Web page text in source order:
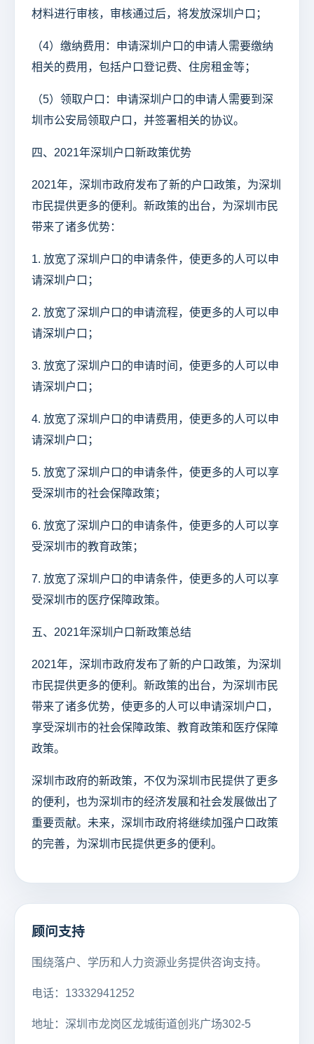
材料进行审核，审核通过后，将发放深圳户口；
（4）缴纳费用：申请深圳户口的申请人需要缴纳
相关的费用，包括户口登记费、住房租金等；
（5）领取户口：申请深圳户口的申请人需要到深
圳市公安局领取户口，并签署相关的协议。
四、2021年深圳户口新政策优势
2021年，深圳市政府发布了新的户口政策，为深圳
市民提供更多的便利。新政策的出台，为深圳市民
带来了诸多优势：
1. 放宽了深圳户口的申请条件，使更多的人可以申
请深圳户口；
2. 放宽了深圳户口的申请流程，使更多的人可以申
请深圳户口；
3. 放宽了深圳户口的申请时间，使更多的人可以申
请深圳户口；
4. 放宽了深圳户口的申请费用，使更多的人可以申
请深圳户口；
5. 放宽了深圳户口的申请条件，使更多的人可以享
受深圳市的社会保障政策；
6. 放宽了深圳户口的申请条件，使更多的人可以享
受深圳市的教育政策；
7. 放宽了深圳户口的申请条件，使更多的人可以享
受深圳市的医疗保障政策。
五、2021年深圳户口新政策总结
2021年，深圳市政府发布了新的户口政策，为深圳
市民提供更多的便利。新政策的出台，为深圳市民
带来了诸多优势，使更多的人可以申请深圳户口，
享受深圳市的社会保障政策、教育政策和医疗保障
政策。
深圳市政府的新政策，不仅为深圳市民提供了更多
的便利，也为深圳市的经济发展和社会发展做出了
重要贡献。未来，深圳市政府将继续加强户口政策
的完善，为深圳市民提供更多的便利。
顾问支持
围绕落户、学历和人力资源业务提供咨询支持。
电话：13332941252
地址：深圳市龙岗区龙城街道创兆广场302-5